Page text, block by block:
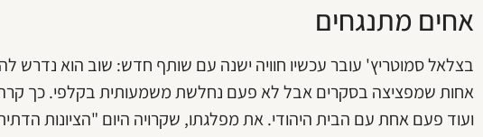
אחים מתנגחים
בצלאל סמוטריץ' עובר עכשיו חוויה ישנה עם שותף חדש: שוב הוא
אחות שמפציצה בסקרים אבל לא פעם נחלשת משמעותית בקלפי. כך
ועוד פעם אחת עם הבית היהודי. את מפלגתו, שקרויה היום "הציונות